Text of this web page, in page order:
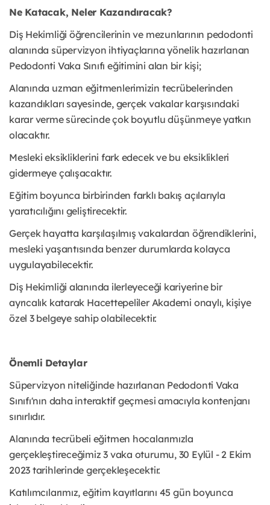
Ne Katacak, Neler Kazandıracak?
Diş Hekimliği öğrencilerinin ve mezunlarının pedodonti
alanında süpervizyon ihtiyaçlarına yönelik hazırlanan
Pedodonti Vaka Sınıfı eğitimini alan bir kişi;
Alanında uzman eğitmenlerimizin tecrübelerinden
kazandıkları sayesinde, gerçek vakalar karşısındaki
karar verme sürecinde çok boyutlu düşünmeye yatkın
olacaktır.
Mesleki eksikliklerini fark edecek ve bu eksiklikleri
gidermeye çalışacaktır.
Eğitim boyunca birbirinden farklı bakış açılarıyla
yaratıcılığını geliştirecektir.
Gerçek hayatta karşılaşılmış vakalardan öğrendiklerini,
mesleki yaşantısında benzer durumlarda kolayca
uygulayabilecektir.
Diş Hekimliği alanında ilerleyeceği kariyerine bir
ayrıcalık katarak Hacettepeliler Akademi onaylı, kişiye
özel 3 belgeye sahip olabilecektir.
Önemli Detaylar
Süpervizyon niteliğinde hazırlanan Pedodonti Vaka
Sınıfı'nın daha interaktif geçmesi amacıyla kontenjanı
sınırlıdır.
Alanında tecrübeli eğitmen hocalarımızla
gerçekleştireceğimiz 3 vaka oturumu, 30 Eylül - 2 Ekim
2023 tarihlerinde gerçekleşecektir.
Katılımcılarımız, eğitim kayıtlarını 45 gün boyunca